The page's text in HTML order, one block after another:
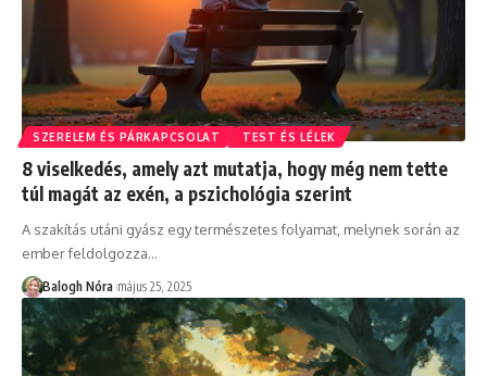
SZERELEM ÉS PÁRKAPCSOLAT TEST ÉS LÉLEK
8 viselkedés, amely azt mutatja, hogy még nem tette
túl magát az exén, a pszichológia szerint
A szakítás utáni gyász egy természetes folyamat, melynek során az
ember feldolgozza…
Balogh Nóra május 25, 2025